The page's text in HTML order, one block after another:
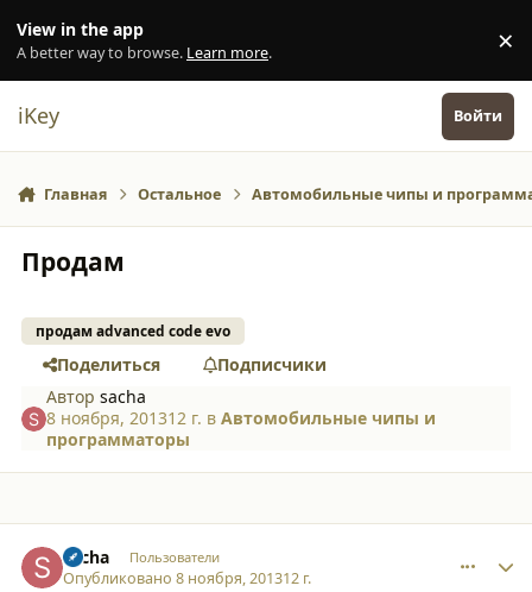
View in the app
A better way to browse. Learn more. ×
iKey Войти
Главная Остальное Автомобильные чипы и
Продам
продам advanced code evo
Поделиться
Подписчики
Авторsacha
8 ноября, 201312 г. вАвтомобильные чипы и
программаторы
sacha Пользователи
Опубликовано8 ноября, 201312 г.